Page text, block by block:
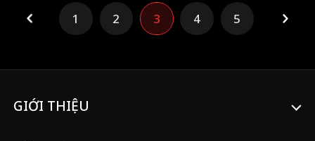
đánh thức năng lực của họ: niệm lực, sức
mạnh siêu phàm và dịch chuyển tức thời.
Họ cùng nhau nghiền nát kẻ thù, nhưng
mạng sống của cả nhóm. Cuộc chiến sinh
1 2 3 4 5
GIỚI THIỆU